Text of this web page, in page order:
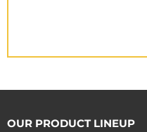
OUR PRODUCT LINEUP